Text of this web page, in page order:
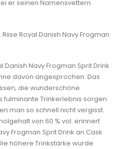
er seinen Namensvettern
Royal Danish Navy Frogman
Danish Navy Frogman Sprit Drink
davon angesprochen. Das
die wunderschöne
Trinkerlebnis sorgen
man so schnell nicht vergisst.
von 60 % vol. erinnert
Frogman Sprit Drink an Cask
höhere Trinkstärke wurde